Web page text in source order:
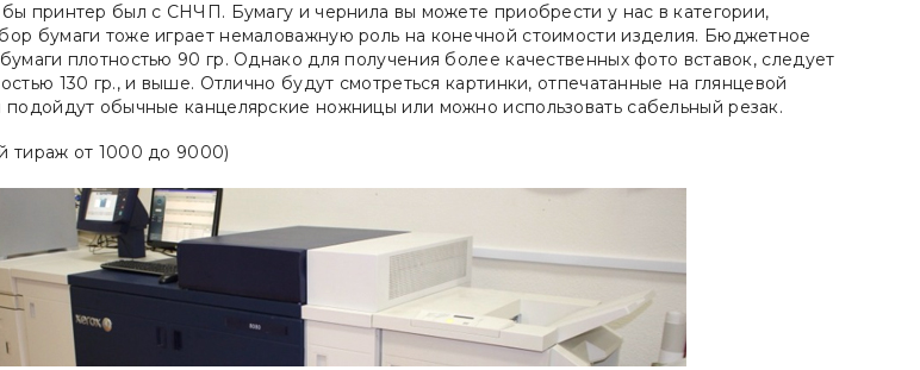
принтер был с СНЧП. Бумагу и чернила вы можете приобрести у нас в категории,
бумаги тоже играет немаловажную роль на конечной стоимости изделия. Бюджетное
плотностью 90 гр. Однако для получения более качественных фото вставок, следует
130 гр., и выше. Отлично будут смотреться картинки, отпечатанные на глянцевой
подойдут обычные канцелярские ножницы или можно использовать сабельный резак.
тираж от 1000 до 9000)